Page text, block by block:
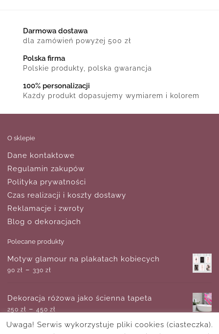
Darmowa dostawa
dla zamówień powyżej 500 zł
Polska firma
Polskie produkty, polska gwarancja
100% personalizacji
Każdy produkt dopasujemy wymiarem i kolorem
O sklepie
Dane kontaktowe
Regulamin zakupów
Polityka prywatności
Czas realizacji i koszty dostawy
Reklamacje i zwroty
Blog o dekoracjach
Polecane produkty
Motyw glamour na plakatach kobiecych
90 zł – 330 zł
Dekoracja różowa jako ścienna tapeta
250 zł – 450 zł
Uwaga! Serwis wykorzystuje pliki cookies (ciasteczka).